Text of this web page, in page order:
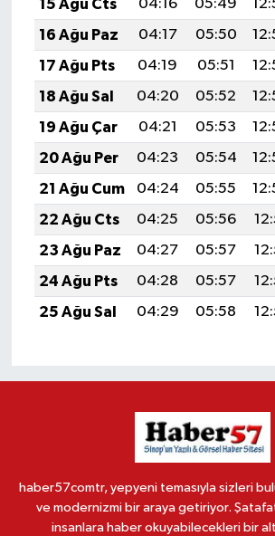
15 Ağu Cts
04:16 05:49
16 Ağu Paz
04:17 05:50
17 Ağu Pts
04:19 05:51
18 Ağu Sal
04:20 05:52
19 Ağu Çar
04:21 05:53
20 Ağu Per
04:23 05:54
21 Ağu Cum
04:24 05:55
22 Ağu Cts
04:25 05:56
23 Ağu Paz
04:27 05:57
24 Ağu Pts
04:28 05:57
25 Ağu Sal
04:29 05:58
haber57comtr, yepyeni temasıyla sizleri
ve modernizmi bir araya getiriyor.
insanlara haber okuyabilecekleri bir